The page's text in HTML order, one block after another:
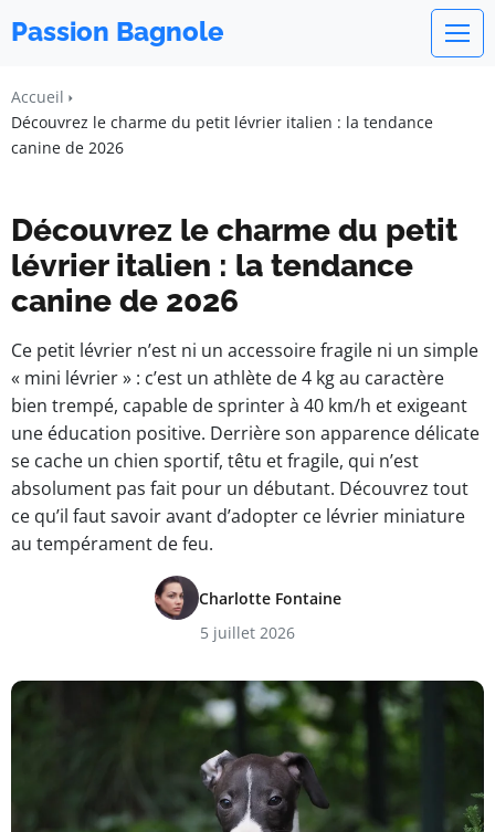
Passion Bagnole
Accueil
Découvrez le charme du petit lévrier italien : la tendance
canine de 2026
Découvrez le charme du petit
lévrier italien : la tendance
canine de 2026
Ce petit lévrier n’est ni un accessoire fragile ni un simple
« mini lévrier » : c’est un athlète de 4 kg au caractère
bien trempé, capable de sprinter à 40 km/h et exigeant
une éducation positive. Derrière son apparence délicate
se cache un chien sportif, têtu et fragile, qui n’est
absolument pas fait pour un débutant. Découvrez tout
ce qu’il faut savoir avant d’adopter ce lévrier miniature
au tempérament de feu.
Charlotte Fontaine
5 juillet 2026